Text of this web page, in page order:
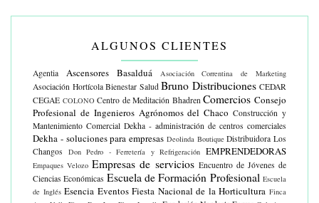
ALGUNOS CLIENTES
Agentia Ascensores Basalduá Asociación Correntina de Marketing
Asociación Hortícola Bienestar Salud Bruno Distribuciones CEDAR
CEGAE COLONO Centro de Meditación Bhadren Comercios Consejo
Profesional de Ingenieros Agrónomos del Chaco Construcción y
Mantenimiento Comercial Dekha - administración de centros comerciales
Dekha - soluciones para empresas Deolinda Boutique Distribuidora Los
Changos
Don Pedro - Ferretería y Refrigeración EMPRENDEDORAS
Empaques Velozo Empresas de servicios Encuentro de Jóvenes de
Ciencias Económicas Escuela de Formación Profesional Escuela
de Inglés Esencia Eventos Fiesta Nacional de la Horticultura Finca